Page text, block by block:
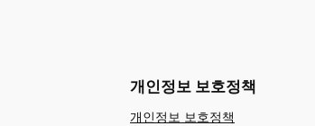
개인정보 보호정책
개인정보 보호정책